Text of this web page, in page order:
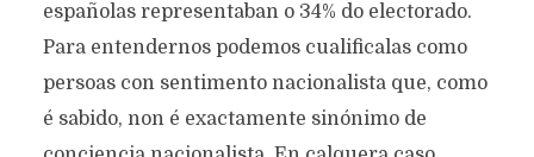
españolas representaban o 34% do electorado.
Para entendernos podemos cualificalas como
persoas con sentimento nacionalista que, como
é sabido, non é exactamente sinónimo de